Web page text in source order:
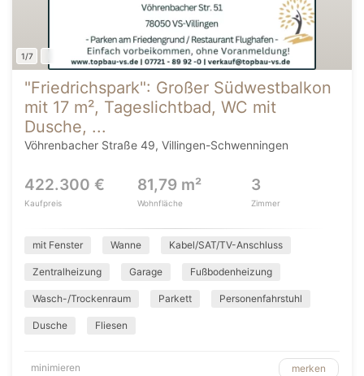
1/7
"Friedrichspark": Großer Südwestbalkon
mit 17 m², Tageslichtbad, WC mit
Dusche, ...
Vöhrenbacher Straße 49, Villingen-Schwenningen
422.300 €
Kaufpreis
81,79 m²
Wohnfläche
3
Zimmer
mit Fenster Wanne Kabel/SAT/TV-Anschluss
Zentralheizung Garage Fußbodenheizung
Wasch-/Trockenraum Parkett Personenfahrstuhl
Dusche Fliesen
minimieren merken